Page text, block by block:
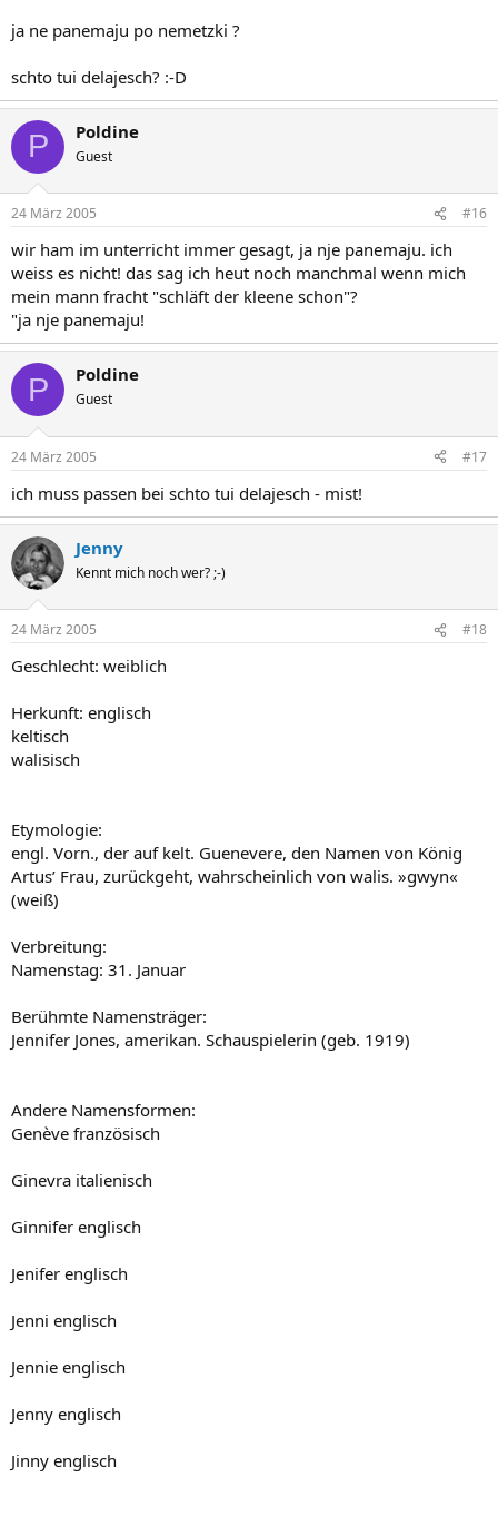
ja ne panemaju po nemetzki ?
schto tui delajesch? :-D
P Poldine
Guest
24 März 2005 #16
wir ham im unterricht immer gesagt, ja nje panemaju. ich
weiss es nicht! das sag ich heut noch manchmal wenn mich
mein mann fracht "schläft der kleene schon"?
"ja nje panemaju!
P Poldine
Guest
24 März 2005 #17
ich muss passen bei schto tui delajesch - mist!
Jenny
Kennt mich noch wer? ;-)
24 März 2005 #18
Geschlecht: weiblich
Herkunft: englisch
keltisch
walisisch
Etymologie:
engl. Vorn., der auf kelt. Guenevere, den Namen von König
Artus’ Frau, zurückgeht, wahrscheinlich von walis. »gwyn«
(weiß)
Verbreitung:
Namenstag: 31. Januar
Berühmte Namensträger:
Jennifer Jones, amerikan. Schauspielerin (geb. 1919)
Andere Namensformen:
Genève französisch
Ginevra italienisch
Ginnifer englisch
Jenifer englisch
Jenni englisch
Jennie englisch
Jenny englisch
Jinny englisch